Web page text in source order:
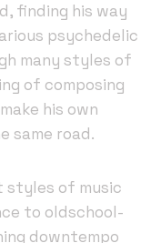
finding his way
psychedelic
many styles of
of composing
his own
same road.
styles of music
to oldschool-
downtempo